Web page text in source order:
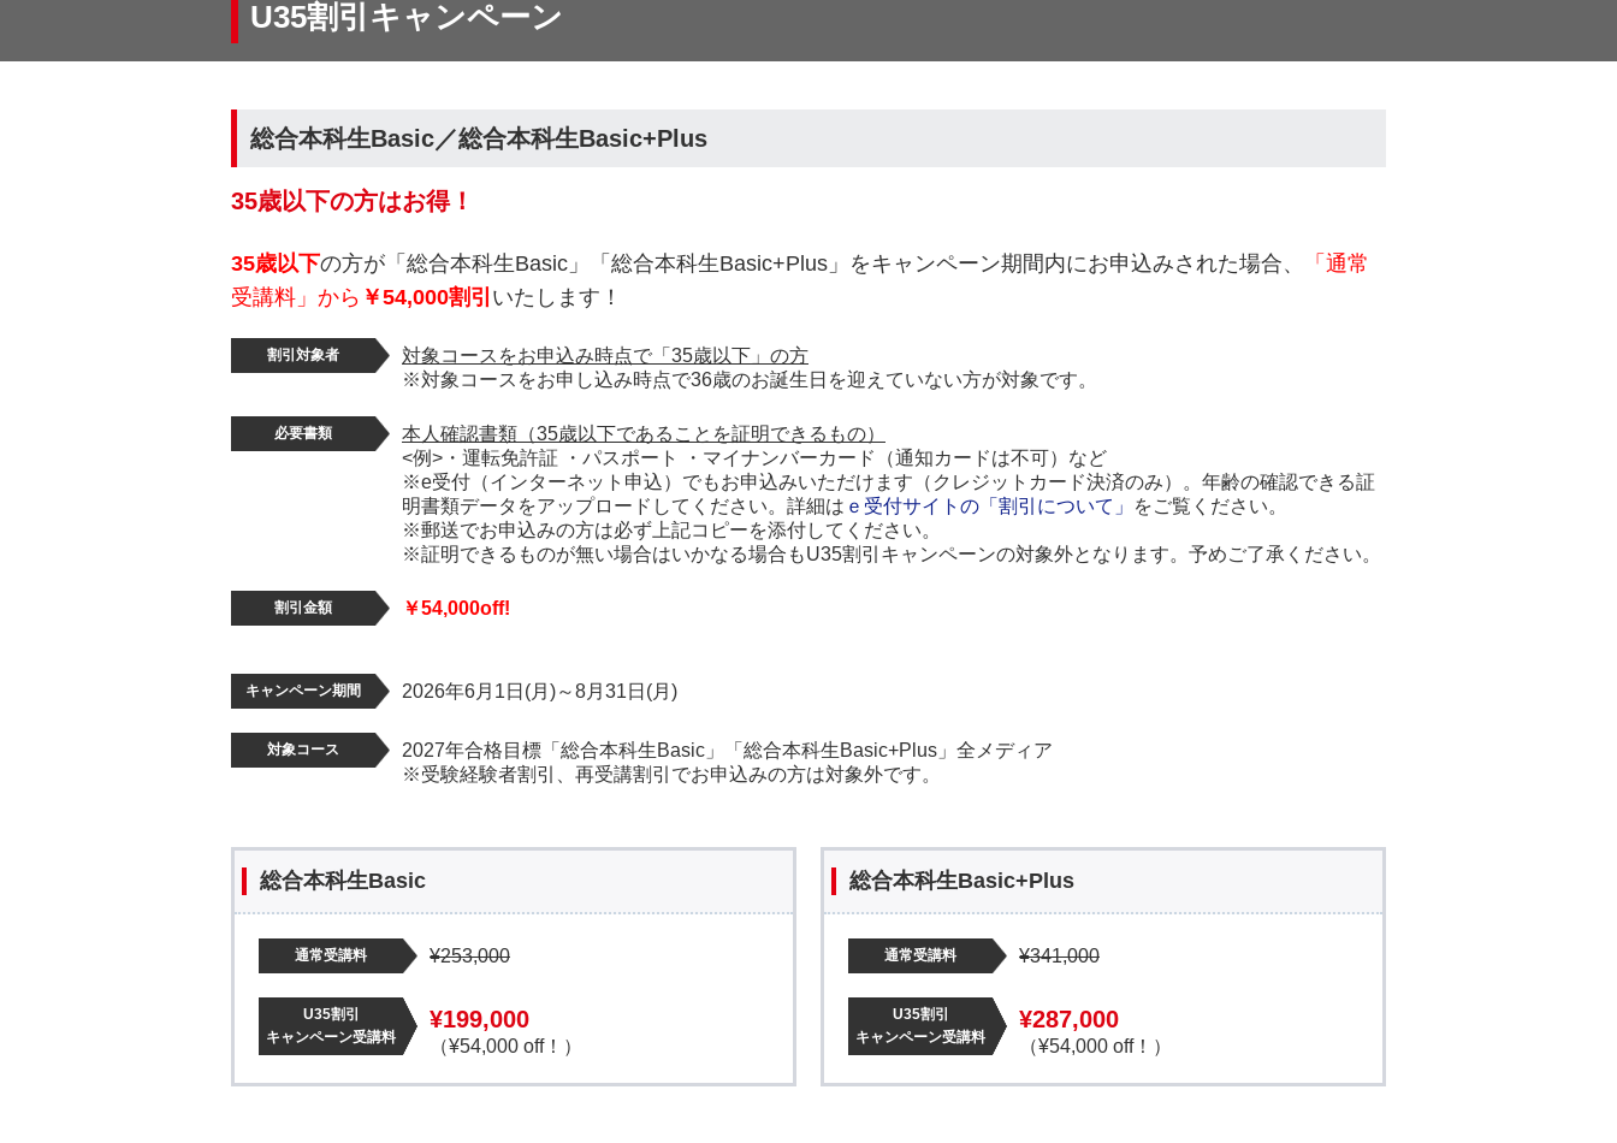
U35割引キャンペーン
総合本科生Basic／総合本科生Basic+Plus
35歳以下の方はお得！
35歳以下の方が「総合本科生Basic」「総合本科生Basic+Plus」をキャンペーン期間内にお申込みされた場合、
「通常
受講料」から ￥54,000割引 いたします！
割引対象者
対象コースをお申込み時点で「35歳以下」の方
※対象コースをお申し込み時点で36歳のお誕生日を迎えていない方が対象です。
必要書類
本人確認書類（35歳以下であることを証明できるもの）
<例>・運転免許証 ・パスポート ・マイナンバーカード（通知カードは不可）など
※e受付（インターネット申込）でもお申込みいただけます（クレジットカード決済のみ）。年齢の確認できる証
明書類データをアップロードしてください。詳細は ｅ受付サイトの「割引について」
をご覧ください。
※郵送でお申込みの方は必ず上記コピーを添付してください。
※証明できるものが無い場合はいかなる場合もU35割引キャンペーンの対象外となります。予めご了承ください。
割引金額 ￥54,000off!
キャンペーン期間 2026年6月1日(月)～8月31日(月)
対象コース
2027年合格目標「総合本科生Basic」「総合本科生Basic+Plus」全メディア
※受験経験者割引、再受講割引でお申込みの方は対象外です。
総合本科生Basic
通常受講料 ¥253,000
U35割引
キャンペーン受講料
¥199,000
（¥54,000 off！）
総合本科生Basic+Plus
通常受講料 ¥341,000
U35割引
キャンペーン受講料
¥287,000
（¥54,000 off！）